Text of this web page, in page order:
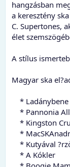
hangzásban
a keresztény
C. Supertones,
élet
A stílus
Magyar ska
* Ladánybene
* Pannonia
* Kingston
*
* Kutyával
* A Kókler